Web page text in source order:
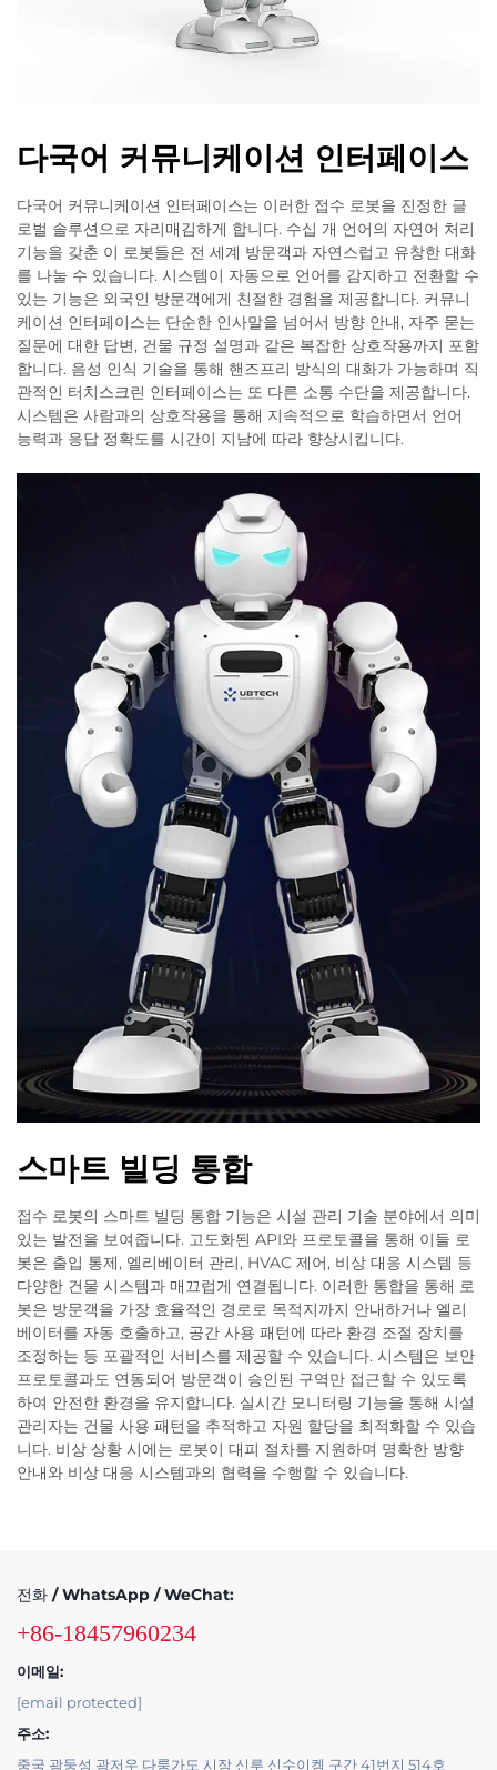
다국어 커뮤니케이션 인터페이스
다국어 커뮤니케이션 인터페이스는 이러한 접수 로봇을 진정한 글
로벌 솔루션으로 자리매김하게 합니다. 수십 개 언어의 자연어 처리
기능을 갖춘 이 로봇들은 전 세계 방문객과 자연스럽고 유창한 대화
를 나눌 수 있습니다. 시스템이 자동으로 언어를 감지하고 전환할 수
있는 기능은 외국인 방문객에게 친절한 경험을 제공합니다. 커뮤니
케이션 인터페이스는 단순한 인사말을 넘어서 방향 안내, 자주 묻는
질문에 대한 답변, 건물 규정 설명과 같은 복잡한 상호작용까지 포함
합니다. 음성 인식 기술을 통해 핸즈프리 방식의 대화가 가능하며 직
관적인 터치스크린 인터페이스는 또 다른 소통 수단을 제공합니다.
시스템은 사람과의 상호작용을 통해 지속적으로 학습하면서 언어
능력과 응답 정확도를 시간이 지남에 따라 향상시킵니다.
스마트 빌딩 통합
접수 로봇의 스마트 빌딩 통합 기능은 시설 관리 기술 분야에서 의미
있는 발전을 보여줍니다. 고도화된 API와 프로토콜을 통해 이들 로
봇은 출입 통제, 엘리베이터 관리, HVAC 제어, 비상 대응 시스템 등
다양한 건물 시스템과 매끄럽게 연결됩니다. 이러한 통합을 통해 로
봇은 방문객을 가장 효율적인 경로로 목적지까지 안내하거나 엘리
베이터를 자동 호출하고, 공간 사용 패턴에 따라 환경 조절 장치를
조정하는 등 포괄적인 서비스를 제공할 수 있습니다. 시스템은 보안
프로토콜과도 연동되어 방문객이 승인된 구역만 접근할 수 있도록
하여 안전한 환경을 유지합니다. 실시간 모니터링 기능을 통해 시설
관리자는 건물 사용 패턴을 추적하고 자원 할당을 최적화할 수 있습
니다. 비상 상황 시에는 로봇이 대피 절차를 지원하며 명확한 방향
안내와 비상 대응 시스템과의 협력을 수행할 수 있습니다.
전화 / WhatsApp / WeChat:
+86-18457960234
이메일:
[email protected]
주소:
중국 광둥성 광저우 다룽가도 시장 신루 신수이켕 구간 41번지 514호